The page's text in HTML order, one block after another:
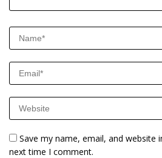
Save my name, email, and website
next time I comment.